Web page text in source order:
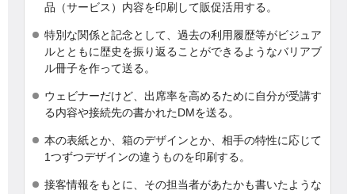
品（サービス）内容を印刷して販促活用する。
特別な関係と記念として、過去の利用履歴等がビジュア
ルとともに歴史を振り返ることができるようなバリアブ
ル冊子を作って送る。
ウェビナーだけど、出席率を高めるために自分が受講す
る内容や接続先の書かれたDMを送る。
本の表紙とか、箱のデザインとか、相手の特性に応じて
1つずつデザインの違うものを印刷する。
接客情報をもとに、その担当者があたかも書いたような